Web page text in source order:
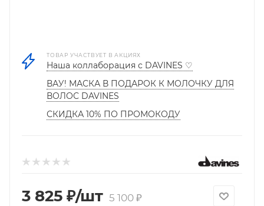
ТОВАР УЧАСТВУЕТ В АКЦИЯХ
Наша коллаборация с DAVINES ♡
ВАУ! МАСКА В ПОДАРОК К МОЛОЧКУ ДЛЯ
ВОЛОС DAVINES
СКИДКА 10% ПО ПРОМОКОДУ
3 825 ₽/шт 5 100₽